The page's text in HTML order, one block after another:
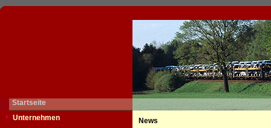
Startseite
Unternehmen
News